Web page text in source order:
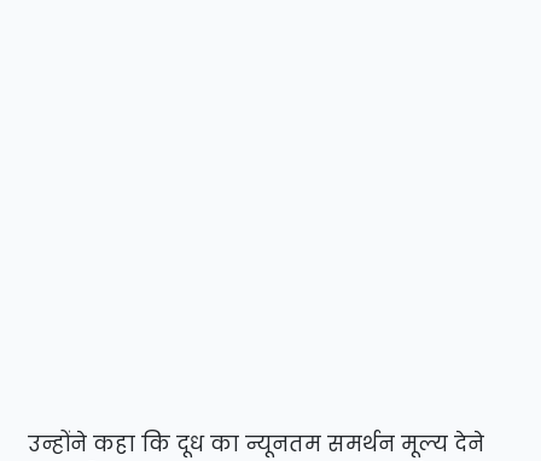
उन्होंने कहा कि दूध का न्यूनतम समर्थन मूल्य देने